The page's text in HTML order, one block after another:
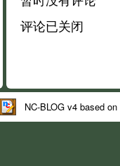
评论已关闭
NC-BLOG v4 based on